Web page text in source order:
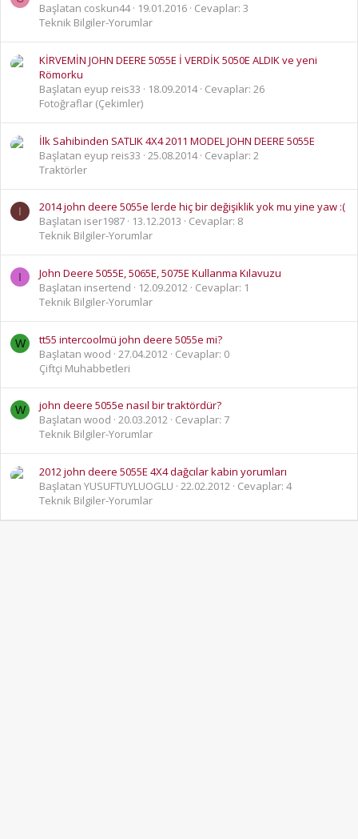
Başlatan coskun44
19.01.2016 Cevaplar: 3
Teknik Bilgiler-Yorumlar
KİRVEMİN JOHN DEERE 5055E İ VERDİK 5050E ALDIK ve yeni
Römorku
Başlatan eyup reis33
18.09.2014 Cevaplar: 26
Fotoğraflar (Çekimler)
İlk Sahibinden SATLIK 4X4 2011 MODEL JOHN DEERE 5055E
Başlatan eyup reis33 25.08.2014 Cevaplar: 2
Traktörler
I
2014 john deere 5055e lerde hiç bir değişiklik yok mu yine yaw :(
Başlatan iser1987
13.12.2013
Cevaplar: 8
Teknik Bilgiler-Yorumlar
I
John Deere 5055E, 5065E, 5075E Kullanma Kılavuzu
Başlatan insertend
12.09.2012 Cevaplar: 1
Teknik Bilgiler-Yorumlar
W
tt55 intercoolmü john deere 5055e mi?
Başlatan wood 27.04.2012 Cevaplar: 0
Çiftçi Muhabbetleri
W
john deere 5055e nasıl bir traktördür?
Başlatan wood 20.03.2012 Cevaplar: 7
Teknik Bilgiler-Yorumlar
2012 john deere 5055E 4X4 dağcılar kabin yorumları
Başlatan YUSUFTUYLUOGLU 22.02.2012 Cevaplar: 4
Teknik Bilgiler-Yorumlar